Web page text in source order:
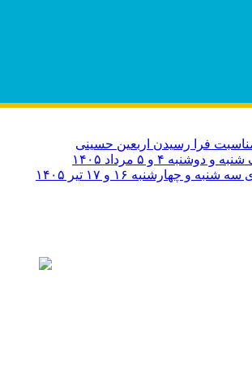
فرا رسیدن اربعین حسینی
۴ و ۵ مرداد ۱۴۰۵
۱۶ و ۱۷ تیر ۱۴۰۵